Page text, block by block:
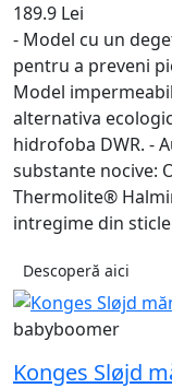
189.9 Lei
- Model cu un
pentru a preveni
Model
alternativa
hidrofoba DWR. -
substante nocive:
Thermolite®
intregime din sticle
Descoperă aici
babyboomer
Konges Sløjd